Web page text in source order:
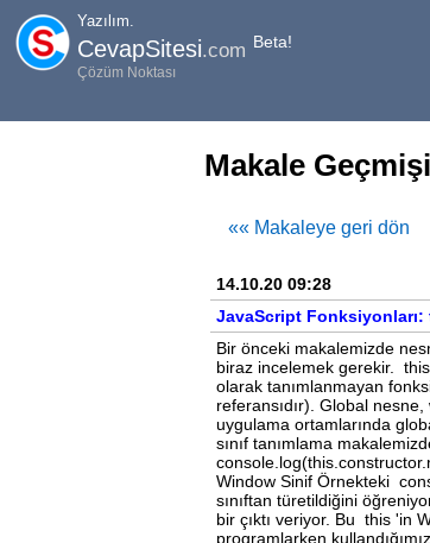
Yazılım.
CevapSitesi.com Beta!
Çözüm Noktası
Makale Geçmişi
«« Makaleye geri dön
14.10.20 09:28
JavaScript Fonksiyonları:
Bir önceki makalemizde
biraz incelemek gerekir. this
olarak tanımlanmayan
referansıdır). Global
uygulama ortamlarında
sınıf tanımlama
Window Sinif Örnekteki
sınıftan türetildiğini
bir çıktı veriyor. Bu this 'in
programlarken